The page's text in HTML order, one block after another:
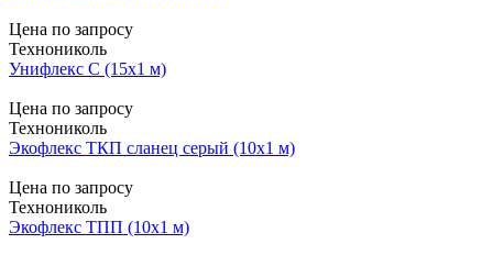
Цена по запросу
Технониколь
Унифлекс С (15х1 м)
Цена по запросу
Технониколь
Экофлекс ТКП сланец серый (10х1 м)
Цена по запросу
Технониколь
Экофлекс ТПП (10х1 м)